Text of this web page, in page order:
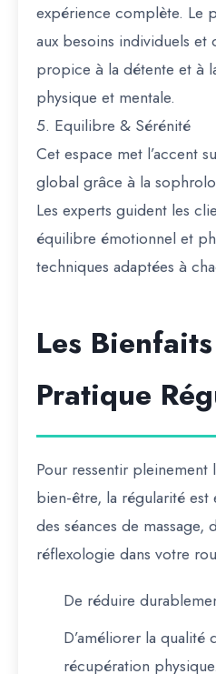
expérience complète. Le
aux besoins individuels et
propice à la détente et à
physique et mentale.
5. Equilibre & Sérénité
Cet espace met l’accent
global grâce à la
Les experts guident les
équilibre émotionnel et
techniques adaptées à
Les
Pratique
Pour ressentir pleinement
bien-être, la régularité est
des séances de
réflexologie dans votre
De réduire
D’améliorer la qualité
récupération physique.